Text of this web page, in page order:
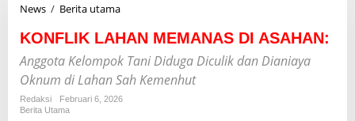
News / Berita utama
N
F
L
I
K
KONFLIK LAHAN MEMANAS DI ASAHAN:
Anggota Kelompok Tani Diduga Diculik dan Dianiaya
Oknum di Lahan Sah Kemenhut
Redaksi
Februari 6, 2026
Berita Utama